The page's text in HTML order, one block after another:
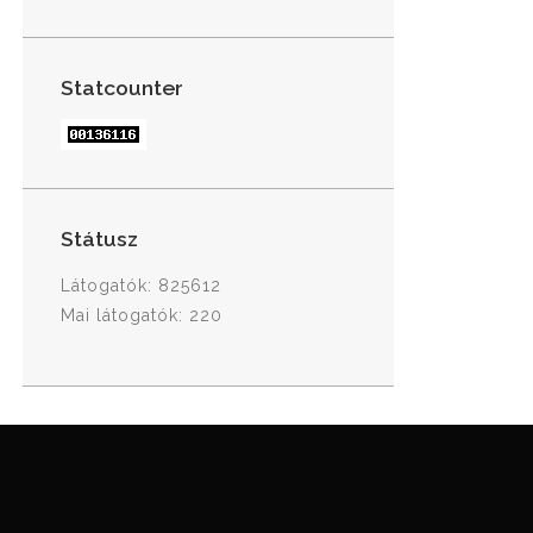
Statcounter
Státusz
Látogatók: 825612
Mai látogatók: 220